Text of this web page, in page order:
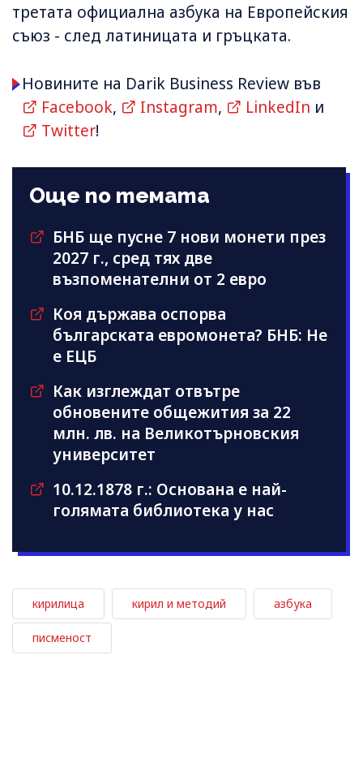
третата официална азбука на Европейския
съюз - след латиницата и гръцката.
Новините на Darik Business Review във
Facebook, Instagram, LinkedIn и
Twitter!
Още по темата
БНБ ще пусне 7 нови монети през
2027 г., сред тях две
възпоменателни от 2 евро
Коя държава оспорва
българската евромонета? БНБ: Не
е ЕЦБ
Как изглеждат отвътре
обновените общежития за 22
млн. лв. на Великотърновския
университет
10.12.1878 г.: Основана е най-
голямата библиотека у нас
кирилица кирил и методий азбука
писменост